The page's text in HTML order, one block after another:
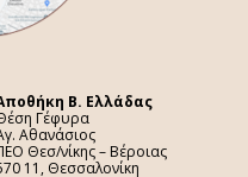
Β. Ελλάδας
Γέφυρα
Αθανάσιος
Θεσ/νίκης – Βέροιας
11, Θεσσαλονίκη